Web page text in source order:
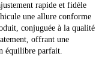
rapide et fidèle
une allure conforme
conjuguée à la qualité
offrant une
équilibre parfait.